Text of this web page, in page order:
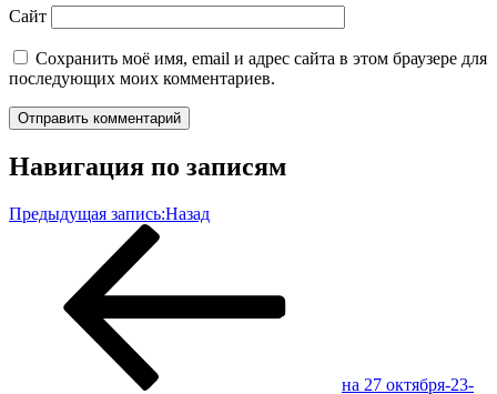
Сайт
Сохранить моё имя, email и адрес сайта в этом браузере для
последующих моих комментариев.
Навигация по записям
Предыдущая запись:Назад
на 27 октября-23-